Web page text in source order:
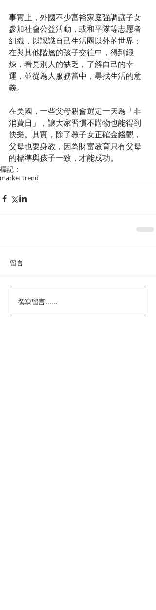
事實上，外國不少富裕家庭強調讓子女
參加社會公益活動，或和平隊等志愿者
組織，以認識自己生活圈以外的世界；
在與其他階層的孩子交往中，得到鍛
煉，看見別人的缺乏，了解自己的幸
運，並從為人服務當中，尋找生活的意
義。
在美國，一些父母親會選定一天為「非
消費日」，讓大家習慣不購物也能得到
快樂。其實，除了教子女正確金錢觀，
父母也要身教，因為財富教育只有父母
的標準與孩子一致，才能成功。
標記：
market trend
留言
撰寫留言......